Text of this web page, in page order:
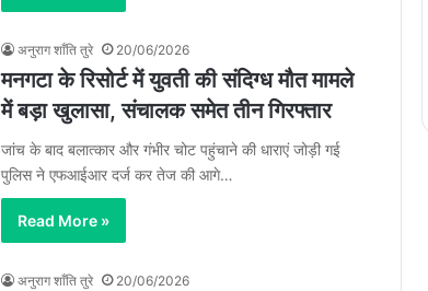
अनुराग शाँति तुरे 20/06/2026
मनगटा के रिसोर्ट में युवती की संदिग्ध मौत मामले
में बड़ा खुलासा, संचालक समेत तीन गिरफ्तार
जांच के बाद बलात्कार और गंभीर चोट पहुंचाने की धाराएं जोड़ी गई
पुलिस ने एफआईआर दर्ज कर तेज की आगे…
Read More »
अनुराग शाँति तुरे 20/06/2026